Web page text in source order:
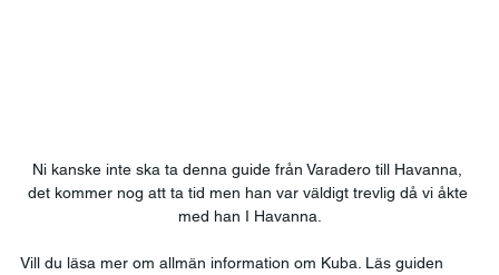
Ni kanske inte ska ta denna guide från Varadero till Havanna,
det kommer nog att ta tid men han var väldigt trevlig då vi åkte
med han I Havanna.
Vill du läsa mer om allmän information om Kuba. Läs guiden